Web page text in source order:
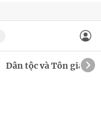
Dân tộc và Tôn giáo